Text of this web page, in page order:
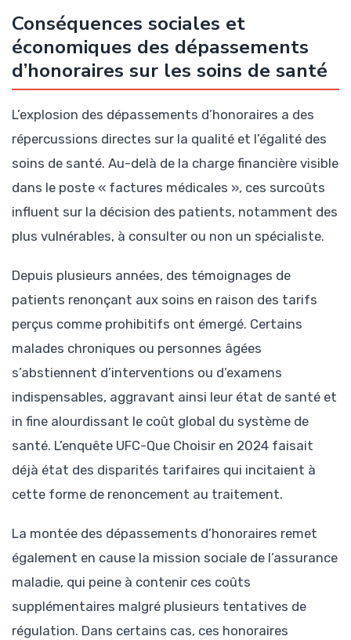
Conséquences sociales et
économiques des dépassements
d’honoraires sur les soins de santé
L’explosion des dépassements d’honoraires a des
répercussions directes sur la qualité et l’égalité des
soins de santé. Au-delà de la charge financière visible
dans le poste « factures médicales », ces surcoûts
influent sur la décision des patients, notamment des
plus vulnérables, à consulter ou non un spécialiste.
Depuis plusieurs années, des témoignages de
patients renonçant aux soins en raison des tarifs
perçus comme prohibitifs ont émergé. Certains
malades chroniques ou personnes âgées
s’abstiennent d’interventions ou d’examens
indispensables, aggravant ainsi leur état de santé et
in fine alourdissant le coût global du système de
santé. L’enquête UFC-Que Choisir en 2024 faisait
déjà état des disparités tarifaires qui incitaient à
cette forme de renoncement au traitement.
La montée des dépassements d’honoraires remet
également en cause la mission sociale de l’assurance
maladie, qui peine à contenir ces coûts
supplémentaires malgré plusieurs tentatives de
régulation. Dans certains cas, ces honoraires